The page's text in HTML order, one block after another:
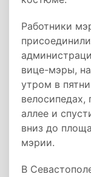
Работники
вице-мэры,
утром в
аллее и
вниз до
мэрии.
В